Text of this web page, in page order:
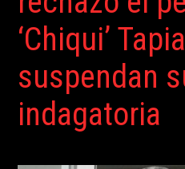
‘Chiqui’
suspendan
indagatoria